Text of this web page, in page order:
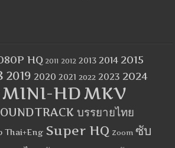
HQ 2011 2012 2013 2014 2015
2019 2020 2021 2022 2023 2024
MINI-HDMKV
บรรยายไทย
Thai+Eng Super HQ Zoom ซับ